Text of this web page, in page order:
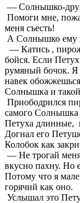
— Солнышко-
Помоги мне,
меня съесть!
А Солнышко ему
— Катись ,
бойся. Если
румяный бочок. Я
навек
Солнышка и
Приободрился
самого Солнышка
Петуха длинные,
Догнал его
Колобок как
— Не трогай
вкусно пахну. Но
Потому что я
горячий как оно.
Услышал это